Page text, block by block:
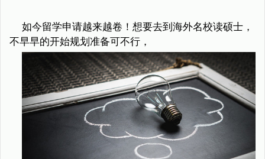
如今留学申请越来越卷！想要去到海外名校读硕士，
不早早的开始规划准备可不行，